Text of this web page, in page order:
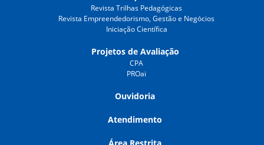
Revista Trilhas Pedagógicas
Revista Empreendedorismo, Gestão e Negócios
Iniciação Científica
Projetos de Avaliação
CPA
PROai
Ouvidoria
Atendimento